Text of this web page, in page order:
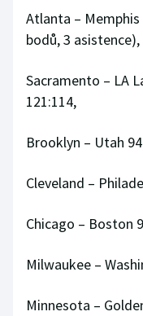
Stolní tenis
Triatlon
Veslování
Atlanta – Memphis
bodů, 3 asistence),
Sacramento – LA
121:114,
Brooklyn – Utah
Cleveland –
Chicago – Boston
Milwaukee –
Minnesota –